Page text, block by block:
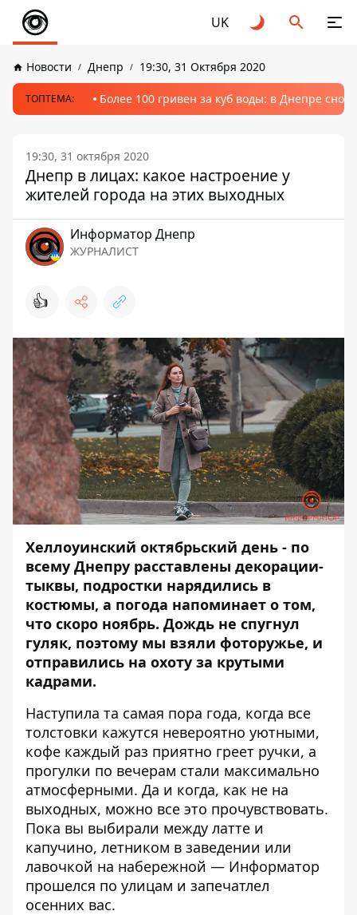
UK
Новости Днепр 19:30, 31 Октября 2020
ТОПТЕМА: Более 100 гривен за куб воды: в Днепре
19:30, 31 октября 2020
Днепр в лицах: какое настроение у
жителей города на этих выходных
Информатор Днепр
ЖУРНАЛИСТ
👍
Хеллоуинский октябрьский день - по
всему Днепру расставлены декорации-
тыквы, подростки нарядились в
костюмы, а погода напоминает о том,
что скоро ноябрь. Дождь не спугнул
гуляк, поэтому мы взяли фоторужье, и
отправились на охоту за крутыми
кадрами.
Наступила та самая пора года, когда все
толстовки кажутся невероятно уютными,
кофе каждый раз приятно греет ручки, а
прогулки по вечерам стали максимально
атмосферными. Да и когда, как не на
выходных, можно все это прочувствовать.
Пока вы выбирали между латте и
капучино, летником в заведении или
лавочкой на набережной — Информатор
прошелся по улицам и запечатлел
осенних вас.